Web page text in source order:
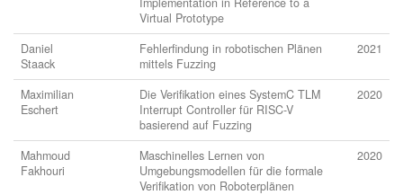
Virtual Prototype
Daniel
Staack
Fehlerfindung in robotischen Plänen
mittels Fuzzing
2021
Maximilian
Eschert
Die Verifikation eines SystemC TLM
Interrupt Controller für RISC-V
basierend auf Fuzzing
2020
Mahmoud
Fakhouri
Maschinelles Lernen von
Umgebungsmodellen für die formale
Verifikation von Roboterplänen
2020